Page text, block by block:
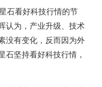
石看好科技行情的节
认为，产业升级、技术
没有变化，反而因为外
石坚持看好科技行情，